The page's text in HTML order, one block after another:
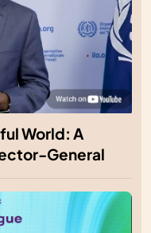
World: A
General